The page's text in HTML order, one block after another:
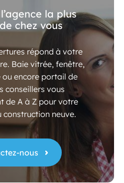
la plus
chez vous
répond à votre
Baie vitrée, fenêtre,
ou encore portail de
conseillers vous
de A à Z pour votre
construction neuve.
nous